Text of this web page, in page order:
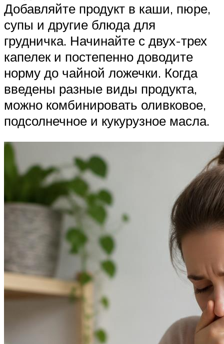
Добавляйте продукт в каши, пюре,
супы и другие блюда для
грудничка. Начинайте с двух-трех
капелек и постепенно доводите
норму до чайной ложечки. Когда
введены разные виды продукта,
можно комбинировать оливковое,
подсолнечное и кукурузное масла.